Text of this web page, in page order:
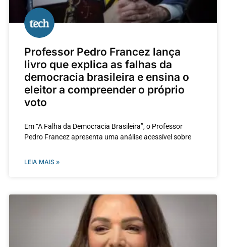
Professor Pedro Francez lança
livro que explica as falhas da
democracia brasileira e ensina o
eleitor a compreender o próprio
voto
Em “A Falha da Democracia Brasileira”, o Professor
Pedro Francez apresenta uma análise acessível sobre
LEIA MAIS »